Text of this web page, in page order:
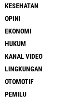
KESEHATAN
OPINI
EKONOMI
HUKUM
KANAL VIDEO
LINGKUNGAN
OTOMOTIF
PEMILU